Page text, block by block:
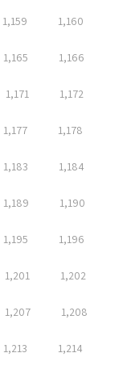
1,159 1,160
1,165 1,166
1,171 1,172
1,177 1,178
1,183 1,184
1,189 1,190
1,195 1,196
1,201 1,202
1,207 1,208
1,213 1,214